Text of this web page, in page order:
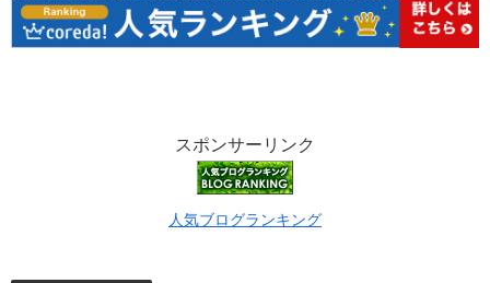
スポンサーリンク
人気ブログランキング